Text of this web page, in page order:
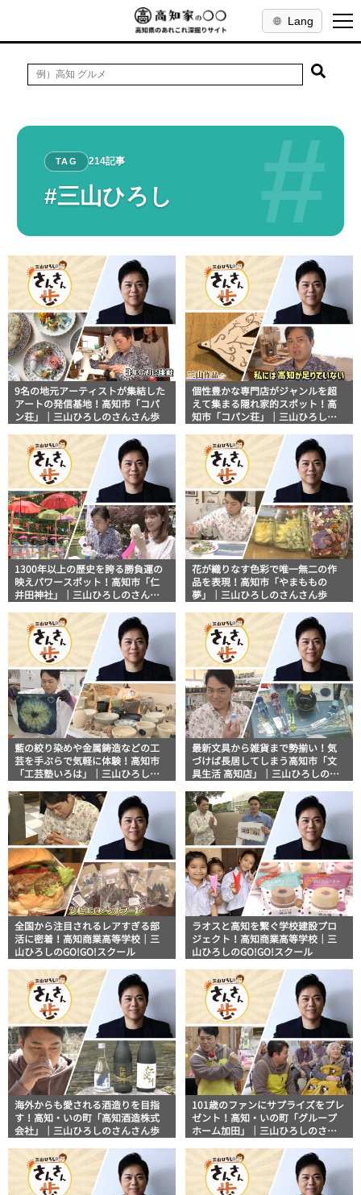
Lang
#
TAG 214記事
#三山ひろし
9名の地元アーティストが集結した
アートの発信基地！高知市「コパ
ン荘」｜三山ひろしのさんさん歩
個性豊かな専門店がジャンルを超
えて集まる隠れ家的スポット！高
知市「コパン荘」｜三山ひろしの
1300年以上の歴史を誇る勝負運の
映えパワースポット！高知市「仁
井田神社」｜三山ひろしのさんさ
花が織りなす色彩で唯一無二の作
品を表現！高知市「やまももの
夢」｜三山ひろしのさんさん歩
藍の絞り染めや金属鋳造などの工
芸を手ぶらで気軽に体験！高知市
「工芸塾いろは」｜三山ひろしの
最新文具から雑貨まで勢揃い！気
づけば長居してしまう高知市「文
具生活 高知店」｜三山ひろしのさ
全国から注目されるレアすぎる部
活に密着！高知商業高等学校｜三
山ひろしのGO!GO!スクール
ラオスと高知を繋ぐ学校建設プロ
ジェクト！高知商業高等学校｜三
山ひろしのGO!GO!スクール
海外からも愛される酒造りを目指
す！高知・いの町「高知酒造株式
会社」｜三山ひろしのさんさん歩
101歳のファンにサプライズをプレ
ゼント！高知・いの町「グループ
ホーム加田」｜三山ひろしのさん